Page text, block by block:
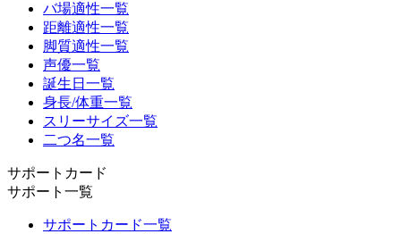
バ場適性一覧
距離適性一覧
脚質適性一覧
声優一覧
誕生日一覧
身長/体重一覧
スリーサイズ一覧
二つ名一覧
サポートカード
サポート一覧
サポートカード一覧